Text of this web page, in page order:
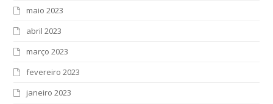
maio 2023
abril 2023
março 2023
fevereiro 2023
janeiro 2023